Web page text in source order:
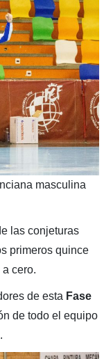
masculina
las conjeturas
primeros quince
cero.
de esta Fase
de todo el equipo
.